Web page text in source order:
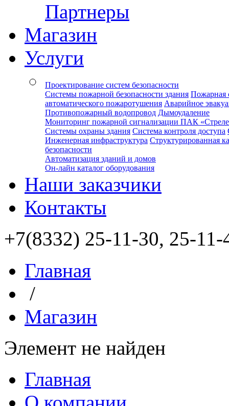
Партнеры
Магазин
Услуги
Проектирование систем безопасности
Системы пожарной безопасности здания Пожарная
автоматического пожаротушения Аварийное
Противопожарный водопровод Дымоудаление
Мониторинг пожарной сигнализации ПАК
Системы охраны здания Система контроля доступа
Инженерная инфраструктура Структурированная
безопасности
Автоматизация зданий и домов
Он-лайн каталог оборудования
Наши заказчики
Контакты
+7(8332) 25-11-30, 25-11-
Главная
/
Магазин
Элемент не найден
Главная